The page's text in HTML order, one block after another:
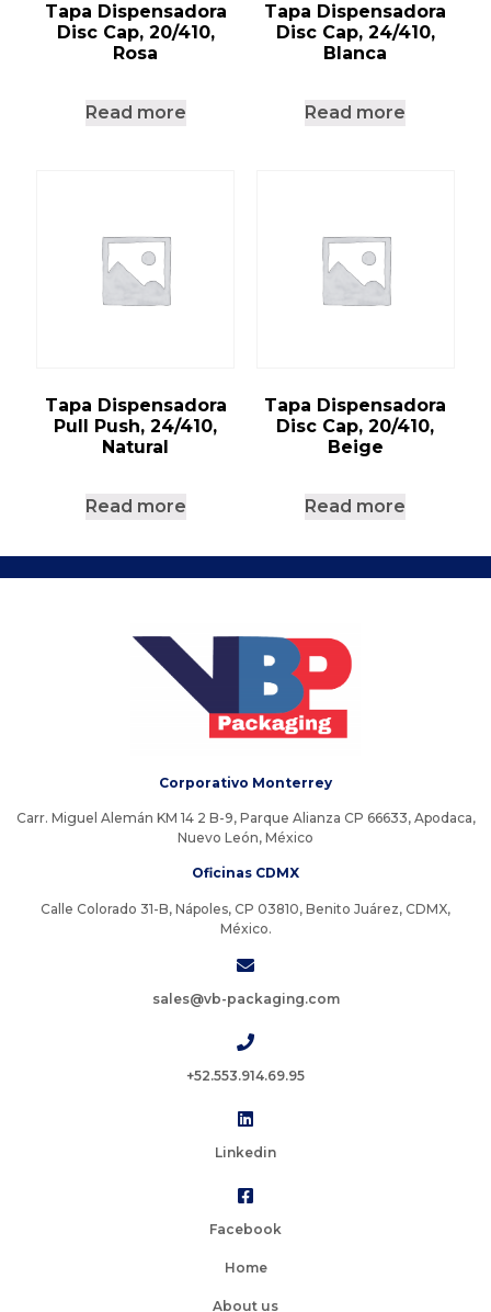
Tapa Dispensadora
Disc Cap, 20/410,
Rosa
Read more
Tapa Dispensadora
Disc Cap, 24/410,
Blanca
Read more
Tapa Dispensadora
Pull Push, 24/410,
Natural
Read more
Tapa Dispensadora
Disc Cap, 20/410,
Beige
Read more
Corporativo Monterrey
Carr. Miguel Alemán KM 14 2 B-9, Parque Alianza CP 66633, Apodaca,
Nuevo León, México
Oficinas CDMX
Calle Colorado 31-B, Nápoles, CP 03810, Benito Juárez, CDMX,
México.
sales@vb-packaging.com
+52.553.914.69.95
Linkedin
Facebook
Home
About us